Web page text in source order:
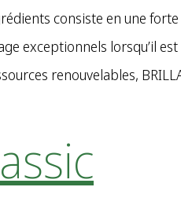
consiste en une
exceptionnels lorsqu’il
renouvelables,